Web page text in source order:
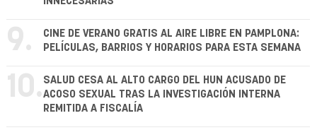
9.
CINE DE VERANO GRATIS AL AIRE LIBRE EN PAMPLONA:
PELÍCULAS, BARRIOS Y HORARIOS PARA ESTA SEMANA
10. SALUD CESA AL ALTO CARGO DEL HUN ACUSADO DE
ACOSO SEXUAL TRAS LA INVESTIGACIÓN INTERNA
REMITIDA A FISCALÍA